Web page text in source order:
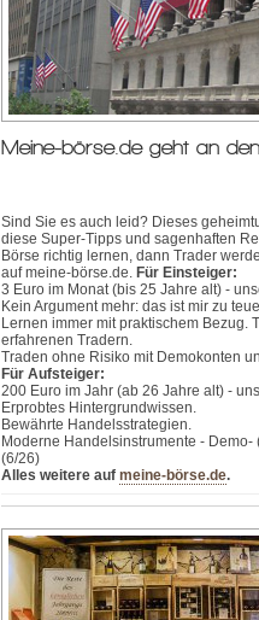
Meine-börse.de geht an
Sind Sie es auch leid? Dieses
diese Super-Tipps und sagenhaften
Börse richtig lernen, dann Trader
auf meine-börse.de. Für Einsteiger:
3 Euro im Monat (bis 25 Jahre alt) -
Kein Argument mehr: das ist mir zu
Lernen immer mit praktischem Bezug.
erfahrenen Tradern.
Traden ohne Risiko mit Demokonten
Für Aufsteiger:
200 Euro im Jahr (ab 26 Jahre alt) -
Erprobtes Hintergrundwissen.
Bewährte Handelsstrategien.
Moderne Handelsinstrumente -
(6/26)
Alles weitere aufmeine-börse.de.